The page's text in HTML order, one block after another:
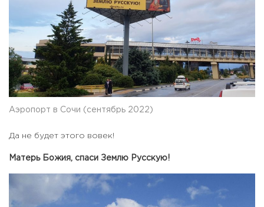
Аэропорт в Сочи (сентябрь 2022)
Да не будет этого вовек!
Матерь Божия, спаси Землю Русскую!